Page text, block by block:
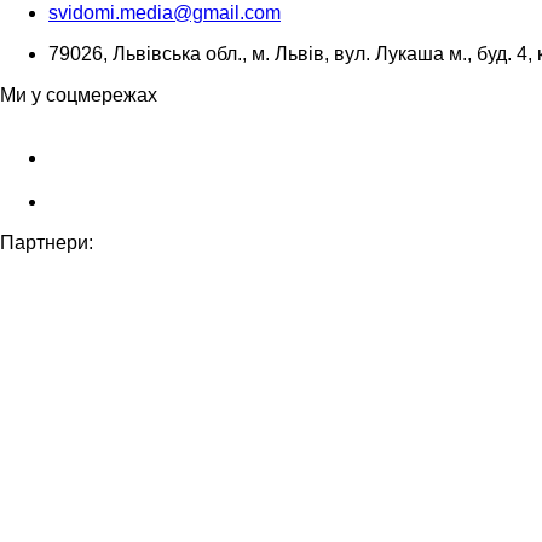
svidomi.media@gmail.com
79026, Львівська обл., м. Львів, вул. Лукаша м., буд. 4,
Ми у соцмережах
Партнери: